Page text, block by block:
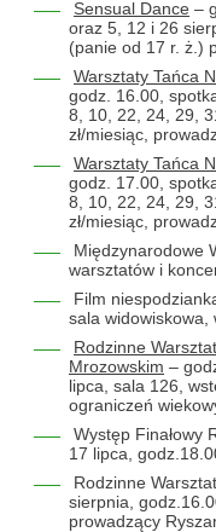
Sensual Dance –
oraz 5, 12 i 26
(panie od 17 r. ż.)
Warsztaty Tańca
godz. 16.00,
8, 10, 22, 24, 29,
zł/miesiąc,
Warsztaty Tańca
godz. 17.00,
8, 10, 22, 24, 29,
zł/miesiąc,
Międzynarodowe
warsztatów i
Film
sala widowiskowa,
Rodzinne
Mrozowskim –
lipca, sala 126,
ograniczeń
Występ Finałowy
17 lipca,
Rodzinne
sierpnia,
prowadzący